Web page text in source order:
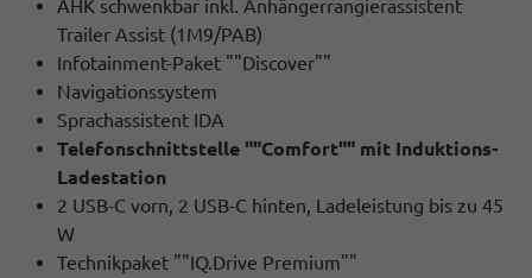
AHK schwenkbar inkl. Anhängerrangierassistent
Trailer Assist (1M9/PAB)
Infotainment-Paket ""Discover""
Navigationssystem
Sprachassistent IDA
Telefonschnittstelle ""Comfort"" mit Induktions-
Ladestation
2 USB-C vorn, 2 USB-C hinten, Ladeleistung bis zu 45
W
Technikpaket ""IQ.Drive Premium""